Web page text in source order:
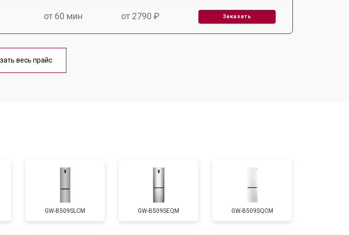
от 60 мин от 2790 ₽ Заказать
от 60 мин
от 70 мин от 1810 ₽ Заказать
от 50 мин от 1700 ₽ Заказать
весь прайс
GW-B509SLCM GW-B509SEQM GW-B509SQCM